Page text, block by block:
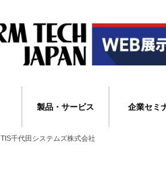
製品・サービス 企業セミ
TIS千代田システムズ株式会社